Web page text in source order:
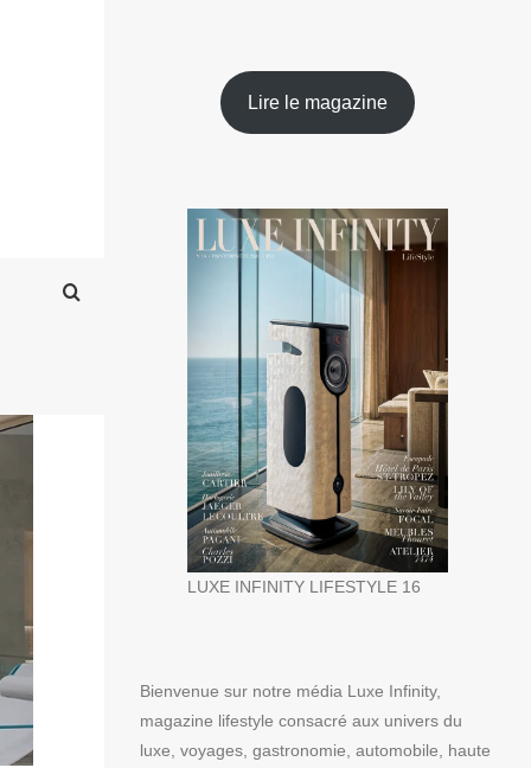
Lire le magazine
LUXE INFINITY LIFESTYLE 16
Bienvenue sur notre média Luxe Infinity,
magazine lifestyle consacré aux univers du
luxe, voyages, gastronomie, automobile, haute